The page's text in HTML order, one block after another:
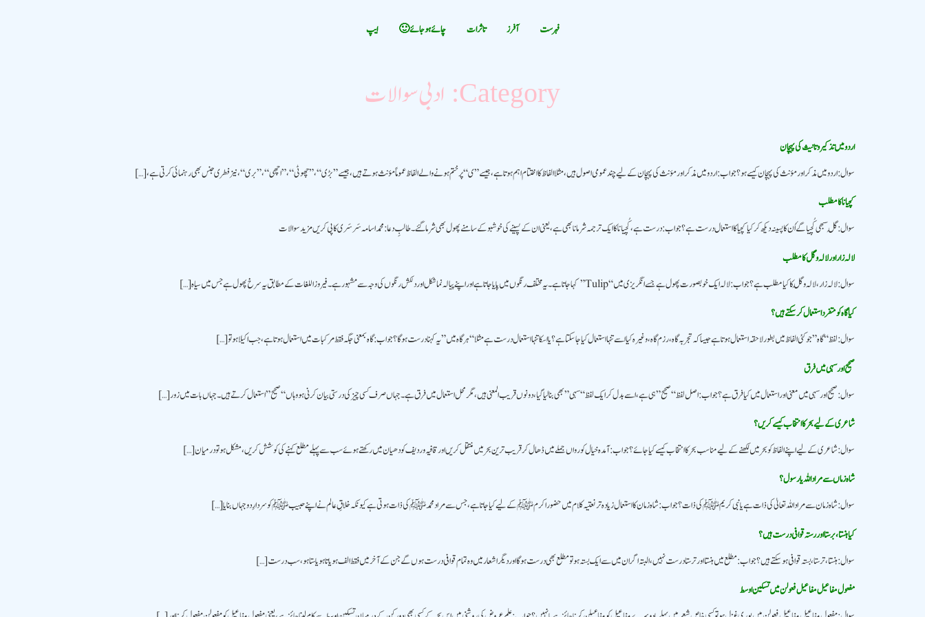
فہرست آفرز تاثرات چائے ہوجائے 🙂 ایپ
Category: ادبی سوالات
اردو میں تذکیر و تانیث کی پہچان
سوال: اردو میں مذکر اور مؤنث کی پہچان کیسے ہو ؟ جواب: اردو میں مذکر اور مؤنث کی پہچان کے لیے چند عمومی اصول ہیں، مثلا الفاظ کا اختتام اہم ہوتا ہے، جیسے ”ی“ پر ختم ہونے والے الفاظ عموماً مؤنث ہوتے ہیں، جیسے ”بڑی“، ”چھوٹی“، ”اچھی“، ”بری“، نیز فطری جنس بھی رہنمائی کرتی ہے، […]
کچیانا کا مطلب
سوال: گُل سبھی کُچیا گۓ اُن کا پسینہ دیکھ کرکیا کچیا کا استعمال درست ہے؟ جواب: درست ہے، کُچیانا کا ایک ترجمہ شرمانا بھی ہے، یعنی ان کے پسینے کی خوشبو کے سامنے پھول بھی شرما گئے۔ طالبِ دعا:محمد اسامہ سَرسَری کاپی کریں مزید سوالات
لالہ زار اور لالہ و گل کا مطلب
سوال: لالہ زار ، لالہ و گُل کا کیا مطلب ہے؟ جواب: لالہ ایک خوبصورت پھول ہے جسے انگریزی میں “Tulip” کہا جاتا ہے۔ یہ مختلف رنگوں میں پایا جاتا ہے اور اپنے پیالہ نما شکل اور دلکش رنگوں کی وجہ سے مشہور ہے۔ فیروز اللغات کے مطابق یہ سرخ پھول ہے جس میں سیاہ […]
کیا گاہ کو متفرد استعمال کرسکتے ہیں؟
سوال: لفظ “گاہ” جو کئی الفاظ میں بطور لاحقہ استعمال ہوتا ہے جیسا کہ تجربہ گاہ، رزم گاہ، وغیرہ کیا اسے تنہا استعمال کیا جا سکتا ہے؟ یا اسکا تنہا استعمال درست ہے مثلا “ہر گاہ میں” یہ کہنا درست ہوگا؟ جواب: گاہ بمعنی جگہ فقط مرکبات میں استعمال ہوتا ہے، جب اکیلا ہو تو […]
صحیح اور سہی میں فرق
سوال: صحیح اور سہی میں معنی اور استعمال میں کیا فرق ہے؟ جواب: اصل لفظ “صحیح” ہی ہے، اسے بدل کر ایک لفظ “سہی” بھی بنالیا گیا، دونوں قریب المعنی ہیں، مگر محل استعمال میں فرق ہے۔ جہاں صرف کسی چیز کی درستی بیان کرنی ہو وہاں “صحیح” استعمال کرتے ہیں۔ جہاں بات میں زور […]
شاعری کے لیے بحر کا انتخاب کیسے کریں؟
سوال: شاعری کے لیے اپنے الفاظ کو بحر میں لکھنے کے لیے مناسب بحر کا انتخاب کیسے کیا جائے؟ جواب: آمدہ خیال کو رواں جملے میں ڈھال کر قریب ترین بحر میں منتقل کریں اور قافیہ و ردیف کو دھیان میں رکھتے ہوئے سب سے پہلے مطلع کہنے کی کوشش کریں، مشکل ہو تو درمیان […]
شاہ زماں سے مراد اللہ یا رسول؟
سوال: شاہ زمان سے مراد اللہ تعالیٰ کی ذات ہے یا نبی کریم ﷺ کی ذات؟ جواب: شاہ زمان کا استعمال زیادہ تر نعتیہ کلام میں حضور اکرم ﷺ کے لیے کیا جاتا ہے، جس سے مراد محمد ﷺ کی ذات ہوتی ہے کیونکہ خلاقِ عالم نے اپنے حبیب ﷺ کو سردارِ دو جہاں بنایا […]
کیا ہنستا ، برستا اور رستہ قوافی درست ہیں؟
سوال: ہنستا، ترستا، بستہ قوافی ہو سکتے ہیں ؟ جواب: مطلع میں ہنستا اور ترستا درست نہیں، البتہ اگر ان میں سے ایک بستہ ہو تو مطلع بھی درست ہوگا اور دیگر اشعار میں وہ تمام قوافی درست ہوں گے جن کے آخر میں فقط الف ہو یا تا ہو یا ستا ہو، سب درست […]
مفعول مفاعیل مفاعیل فعولن میں تسکین اوسط